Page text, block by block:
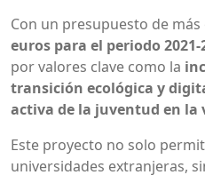
Con un presupuesto de más
euros para el periodo 2021-
por valores clave como la
transición ecológica y
activa de la juventud en la
Este proyecto no solo
universidades extranjeras,